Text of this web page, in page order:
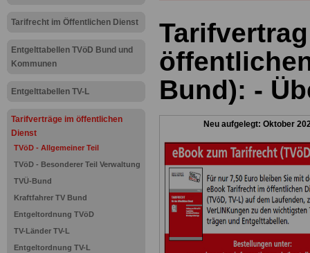
Tarifrecht im Öffentlichen Dienst
Entgelttabellen TVöD Bund und
Kommunen
Entgelttabellen TV-L
Tarifverträge im öffentlichen
Dienst
TVöD - Allgemeiner Teil
TVöD - Besonderer Teil Verwaltung
TVÜ-Bund
Kraftfahrer TV Bund
Entgeltordnung TVöD
TV-Länder TV-L
Entgeltordnung TV-L
Bund): -
Neu aufgelegt: Oktober